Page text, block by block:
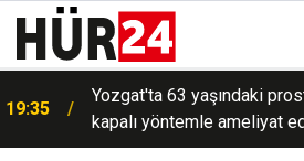
19:35
Yozgat'ta 63 yaşındaki
kapalı yöntemle ameliyat